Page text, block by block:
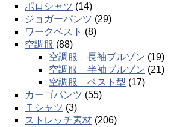
ポロシャツ (14)
ジョガーパンツ (29)
ワークベスト (8)
空調服 (88)
空調服 長袖ブルゾン (19)
空調服 半袖ブルゾン (21)
空調服 ベスト型 (17)
カーゴパンツ (55)
Ｔシャツ (3)
ストレッチ素材 (206)